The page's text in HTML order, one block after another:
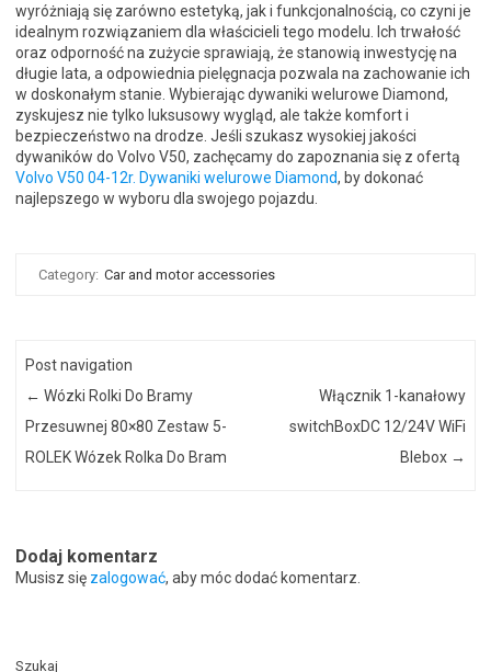
wyróżniają się zarówno estetyką, jak i funkcjonalnością, co czyni je
idealnym rozwiązaniem dla właścicieli tego modelu. Ich trwałość
oraz odporność na zużycie sprawiają, że stanowią inwestycję na
długie lata, a odpowiednia pielęgnacja pozwala na zachowanie ich
w doskonałym stanie. Wybierając dywaniki welurowe Diamond,
zyskujesz nie tylko luksusowy wygląd, ale także komfort i
bezpieczeństwo na drodze. Jeśli szukasz wysokiej jakości
dywaników do Volvo V50, zachęcamy do zapoznania się z ofertą
Volvo V50 04-12r. Dywaniki welurowe Diamond, by dokonać
najlepszego w wyboru dla swojego pojazdu.
Category: Car and motor accessories
Post navigation
← Wózki Rolki Do Bramy
Przesuwnej 80×80 Zestaw 5-
ROLEK Wózek Rolka Do Bram
Włącznik 1-kanałowy
switchBoxDC 12/24V WiFi
Blebox →
Dodaj komentarz
Musisz się zalogować, aby móc dodać komentarz.
Szukaj